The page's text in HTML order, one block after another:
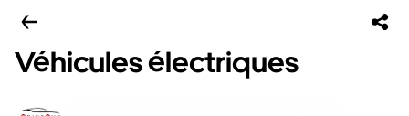
Véhicules électriques